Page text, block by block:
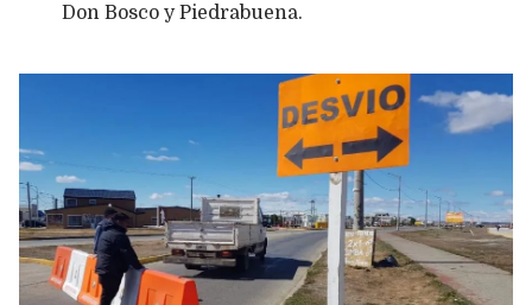
Don Bosco y Piedrabuena.